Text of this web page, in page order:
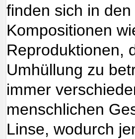
finden sich in
Kompositionen
Reproduktionen,
Umhüllung zu
immer
menschlichen
Linse, wodurch